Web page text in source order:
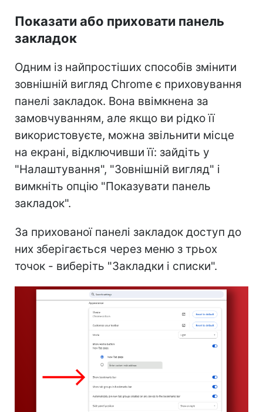
Показати або приховати панель
закладок
Одним із найпростіших способів змінити
зовнішній вигляд Chrome є приховування
панелі закладок. Вона ввімкнена за
замовчуванням, але якщо ви рідко її
використовуєте, можна звільнити місце
на екрані, відключивши її: зайдіть у
"Налаштування", "Зовнішній вигляд" і
вимкніть опцію "Показувати панель
закладок".
За прихованої панелі закладок доступ до
них зберігається через меню з трьох
точок - виберіть "Закладки і списки".